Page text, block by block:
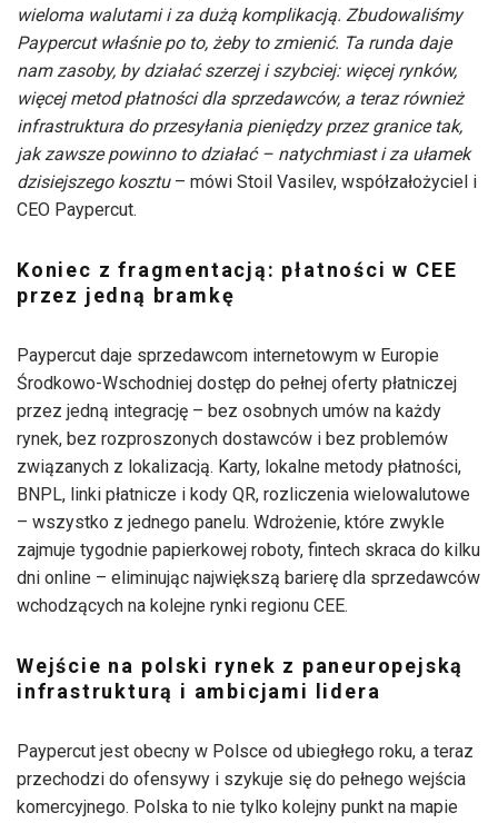
wieloma walutami i za dużą komplikacją. Zbudowaliśmy
Paypercut właśnie po to, żeby to zmienić. Ta runda daje
nam zasoby, by działać szerzej i szybciej: więcej rynków,
więcej metod płatności dla sprzedawców, a teraz również
infrastruktura do przesyłania pieniędzy przez granice tak,
jak zawsze powinno to działać – natychmiast i za ułamek
dzisiejszego kosztu– mówi Stoil Vasilev, współzałożyciel i
CEO Paypercut.
Koniec z fragmentacją: płatności w CEE
przez jedną bramkę
Paypercut daje sprzedawcom internetowym w Europie
Środkowo-Wschodniej dostęp do pełnej oferty płatniczej
przez jedną integrację – bez osobnych umów na każdy
rynek, bez rozproszonych dostawców i bez problemów
związanych z lokalizacją. Karty, lokalne metody płatności,
BNPL, linki płatnicze i kody QR, rozliczenia wielowalutowe
– wszystko z jednego panelu. Wdrożenie, które zwykle
zajmuje tygodnie papierkowej roboty, fintech skraca do kilku
dni online – eliminując największą barierę dla sprzedawców
wchodzących na kolejne rynki regionu CEE.
Wejście na polski rynek z paneuropejską
infrastrukturą i ambicjami lidera
Paypercut jest obecny w Polsce od ubiegłego roku, a teraz
przechodzi do ofensywy i szykuje się do pełnego wejścia
komercyjnego. Polska to nie tylko kolejny punkt na mapie